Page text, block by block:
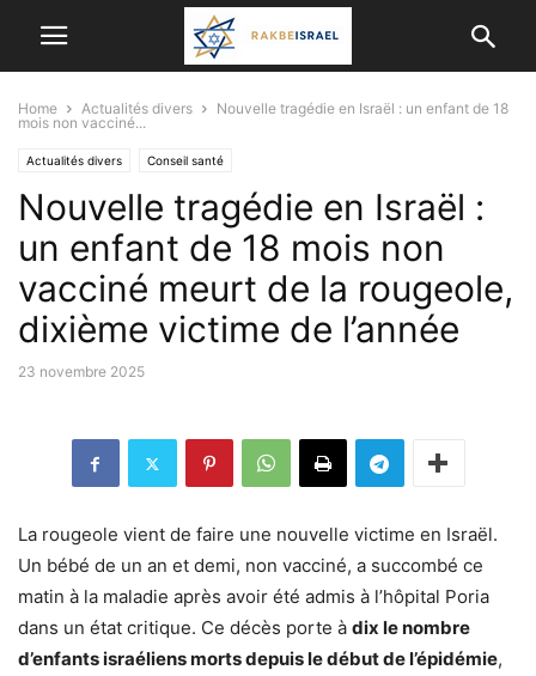
Home Actualités divers
Nouvelle tragédie en Israël : un enfant de 18
mois non vacciné...
Actualités divers Conseil santé
Nouvelle tragédie en Israël :
un enfant de 18 mois non
vacciné meurt de la rougeole,
dixième victime de l’année
23 novembre 2025
La rougeole vient de faire une nouvelle victime en Israël.
Un bébé de un an et demi, non vacciné, a succombé ce
matin à la maladie après avoir été admis à l’hôpital Poria
dans un état critique. Ce décès porte à dix le nombre
d’enfants israéliens morts depuis le début de l’épidémie,